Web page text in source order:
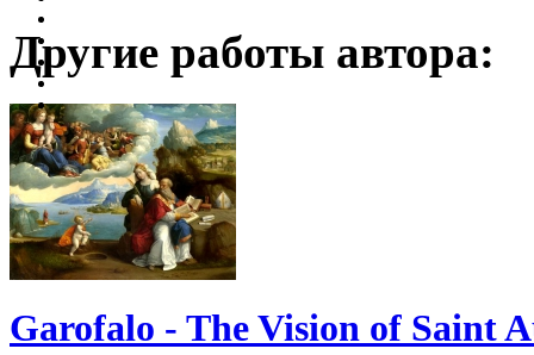
Другие работы автора:
Garofalo - The Vision of Saint